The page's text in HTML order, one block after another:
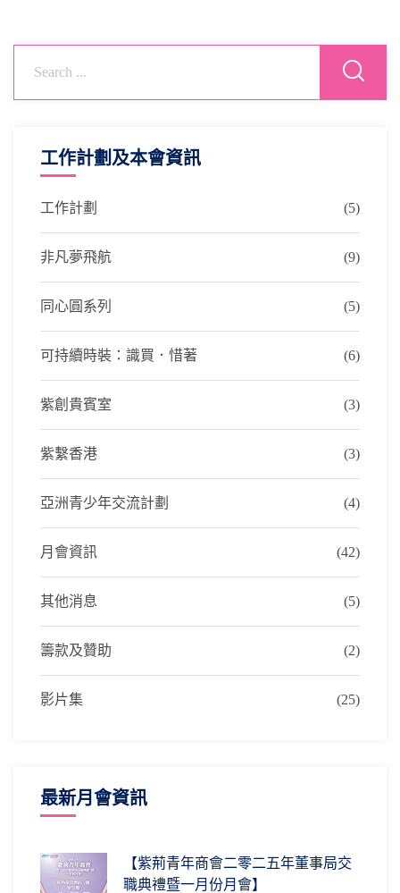
工作計劃及本會資訊
工作計劃 (5)
非凡夢飛航 (9)
同心圓系列 (5)
可持續時裝：識買．惜著 (6)
紫創貴賓室 (3)
紫繫香港 (3)
亞洲青少年交流計劃 (4)
月會資訊 (42)
其他消息 (5)
籌款及贊助 (2)
影片集 (25)
最新月會資訊
【紫荊青年商會二零二五年董事局交
職典禮暨一月份月會】